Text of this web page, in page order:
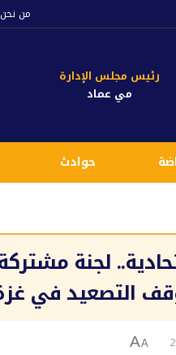
من نحن
رئيس مجلس الإدارة
مي عماد
حوادث
لجنة
التصعيد في
A
A